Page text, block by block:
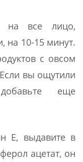
на все лицо,
на 10-15 минут.
с овсом
вы ощутили
еще
Е, выдавите в
ацетат, он